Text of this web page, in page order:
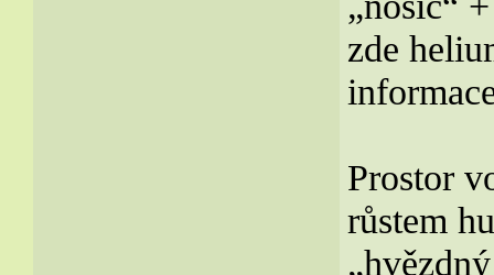
zde
Prostor
růstem